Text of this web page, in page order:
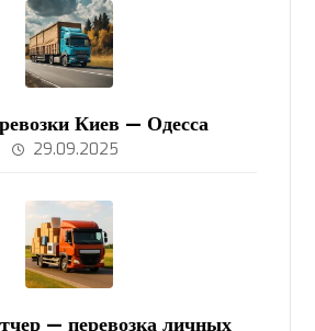
Киев — Одесса
29.09.2025
— перевозка личных